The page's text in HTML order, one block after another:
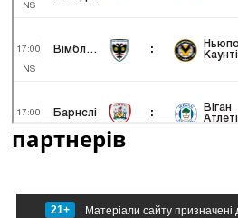
партнерів
21+ Матеріали сайту